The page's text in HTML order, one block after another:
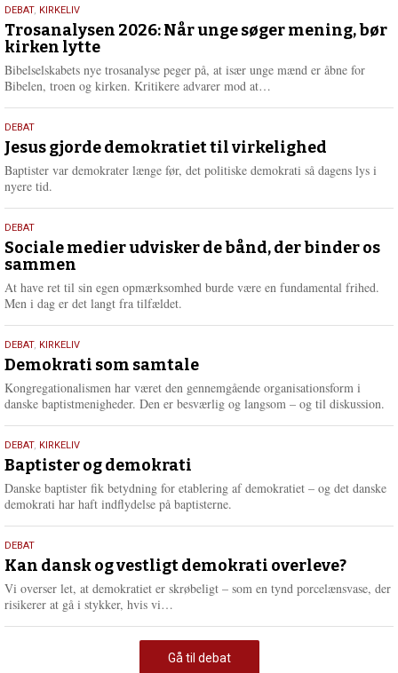
e
2.
juni
2026
DEBAT, KIRKELIV
Trosanalysen 2026: Når unge søger mening, bør
kirken lytte
Bibelselskabets nye trosanalyse peger på, at især unge mænd er åbne for
Bibelen, troen og kirken. Kritikere advarer mod at…
e
r
e
18.
maj
2026
DEBAT
Jesus gjorde demokratiet til virkelighed
Baptister var demokrater længe før, det politiske demokrati så dagens lys i
nyere tid.
18.
maj
2026
DEBAT
Sociale medier udvisker de bånd, der binder os
sammen
At have ret til sin egen opmærksomhed burde være en fundamental frihed.
Men i dag er det langt fra tilfældet.
18.
maj
2026
DEBAT, KIRKELIV
Demokrati som samtale
Kongregationalismen har været den gennemgående organisationsform i
danske baptistmenigheder. Den er besværlig og langsom – og til diskussion.
18.
maj
2026
DEBAT, KIRKELIV
Baptister og demokrati
Danske baptister fik betydning for etablering af demokratiet – og det danske
demokrati har haft indflydelse på baptisterne.
18.
maj
2026
DEBAT
Kan dansk og vestligt demokrati overleve?
Vi overser let, at demokratiet er skrøbeligt – som en tynd porcelænsvase, der
risikerer at gå i stykker, hvis vi…
m
e
Gå til debat